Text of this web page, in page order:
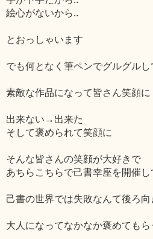
絵心がないから‥
とおっしゃいます
でも何となく筆ペンでグルグル
素敵な作品になって皆さん笑顔に
出来ない→出来た
そして褒められて笑顔に
そんな皆さんの笑顔が大好きで
あちらこちらで己書幸座を開催し
己書の世界では失敗なんて後ろ
大人になってなかなか褒めても